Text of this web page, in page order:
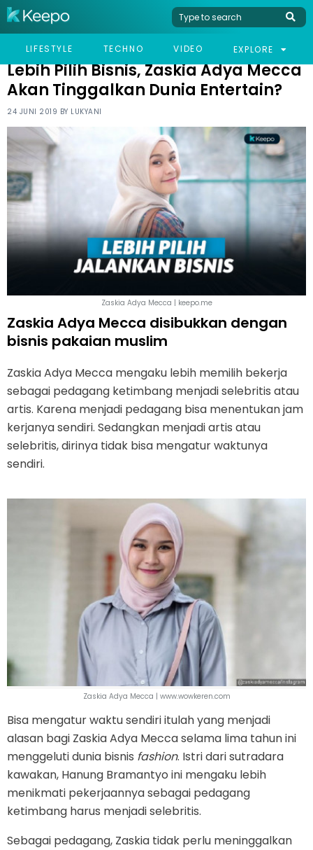
LIFESTYLE TECHNO VIDEO EXPLORE
HOME CELEB
LEBIH PILIH BISNIS, ZASKIA ADYA MECCA AKAN TINGGALKAN
Lebih Pilih Bisnis, Zaskia Adya Mecca
Akan Tinggalkan Dunia Entertain?
24 JUNI 2019 BY LUKYANI
Zaskia Adya Mecca | keepo.me
Zaskia Adya Mecca disibukkan dengan
bisnis pakaian muslim
Zaskia Adya Mecca mengaku lebih memilih bekerja
sebagai pedagang ketimbang menjadi selebritis atau
artis. Karena menjadi pedagang bisa menentukan jam
kerjanya sendiri. Sedangkan menjadi artis atau
selebritis, dirinya tidak bisa mengatur waktunya
sendiri.
Zaskia Adya Mecca | www.wowkeren.com
Bisa mengatur waktu sendiri itulah yang menjadi
alasan bagi Zaskia Adya Mecca selama lima tahun ini
menggeluti dunia bisnis fashion. Istri dari sutradara
kawakan, Hanung Bramantyo ini mengaku lebih
menikmati pekerjaannya sebagai pedagang
ketimbang harus menjadi selebritis.
Sebagai pedagang, Zaskia tidak perlu meninggalkan